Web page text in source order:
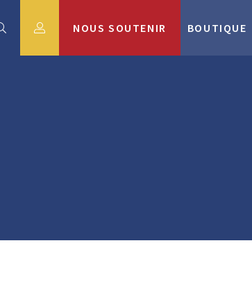
NOUS SOUTENIR BOUTIQUE